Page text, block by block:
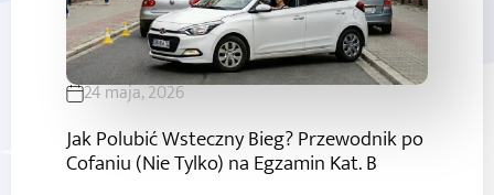
24 maja, 2026
Jak Polubić Wsteczny Bieg? Przewodnik po
Cofaniu (Nie Tylko) na Egzamin Kat. B